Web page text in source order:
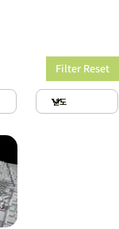
Filter Reset